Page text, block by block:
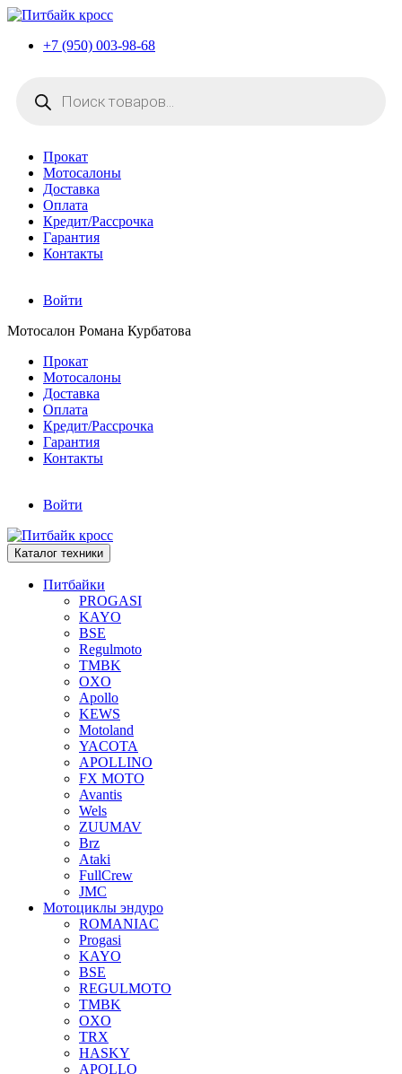
+7 (950) 003-98-68
товаров
Прокат
Мотосалоны
Доставка
Оплата
Кредит/Рассрочка
Гарантия
Контакты
Войти
Мотосалон Романа Курбатова
Прокат
Мотосалоны
Доставка
Оплата
Кредит/Рассрочка
Гарантия
Контакты
Войти
Каталог техники
Питбайки
PROGASI
KAYO
BSE
Regulmoto
TMBK
OXO
Apollo
KEWS
Motoland
YACOTA
APOLLINO
FX MOTO
Avantis
Wels
ZUUMAV
Brz
Ataki
FullCrew
JMC
Мотоциклы эндуро
ROMANIAC
Progasi
KAYO
BSE
REGULMOTO
TMBK
OXO
TRX
HASKY
APOLLO